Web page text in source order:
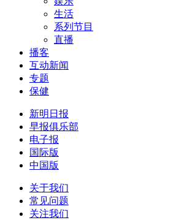
生活
系列节目
直播
播客
互动新闻
专题
保健
新明日报
早报俱乐部
电子报
国际版
中国版
关于我们
常见问题
关注我们